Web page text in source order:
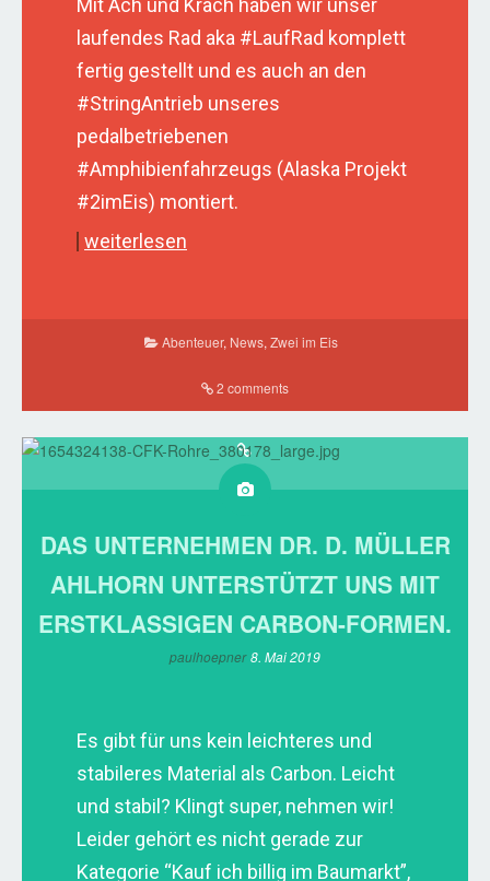
Mit Ach und Krach haben wir unser
laufendes Rad aka #LaufRad komplett
fertig gestellt und es auch an den
#StringAntrieb unseres
pedalbetriebenen
#Amphibienfahrzeugs (Alaska Projekt
#2imEis) montiert.
weiterlesen
Abenteuer, News, Zwei im Eis
2 comments
DAS UNTERNEHMEN DR. D. MÜLLER
AHLHORN UNTERSTÜTZT UNS MIT
ERSTKLASSIGEN CARBON-FORMEN.
paulhoepner 8. Mai 2019
Es gibt für uns kein leichteres und
stabileres Material als Carbon. Leicht
und stabil? Klingt super, nehmen wir!
Leider gehört es nicht gerade zur
Kategorie “Kauf ich billig im Baumarkt”,